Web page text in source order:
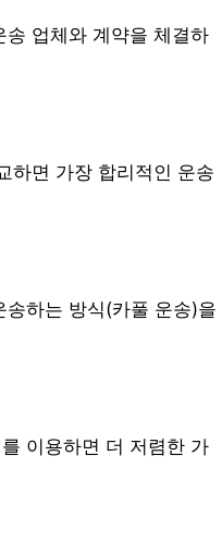
업체와 계약을 체결하
하면 가장 합리적인 운송
하는 방식(카풀 운송)을
이용하면 더 저렴한 가